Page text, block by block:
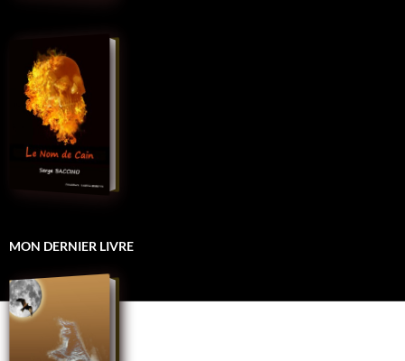
MON DERNIER LIVRE